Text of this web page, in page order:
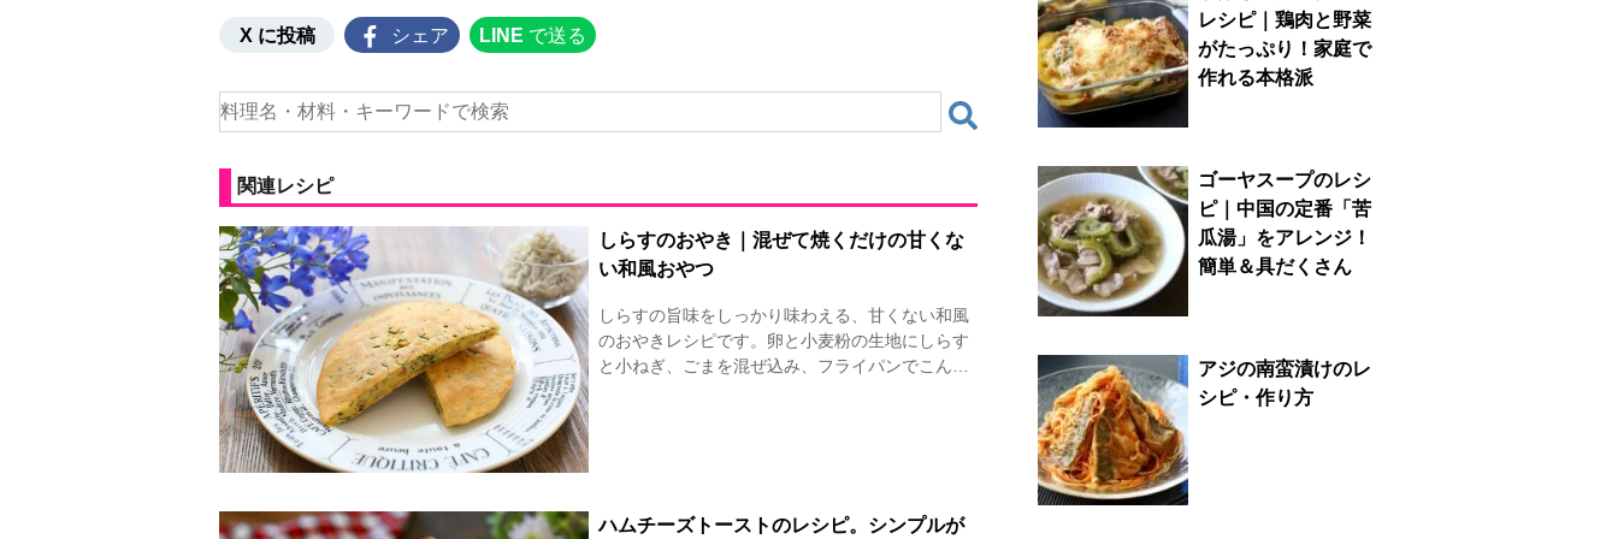
X に投稿 シェア LINE で送る
関連レシピ
しらすのおやき｜混ぜて焼くだけの甘くな
い和風おやつ
しらすの旨味をしっかり味わえる、甘くない和風
のおやきレシピです。卵と小麦粉の生地にしらす
と小ねぎ、ごまを混ぜ込み、フライパンでこん…
ハムチーズトーストのレシピ。シンプルが
レシピ｜鶏肉と野菜
がたっぷり！家庭で
作れる本格派
ゴーヤスープのレシ
ピ｜中国の定番「苦
瓜湯」をアレンジ！
簡単＆具だくさん
アジの南蛮漬けのレ
シピ・作り方